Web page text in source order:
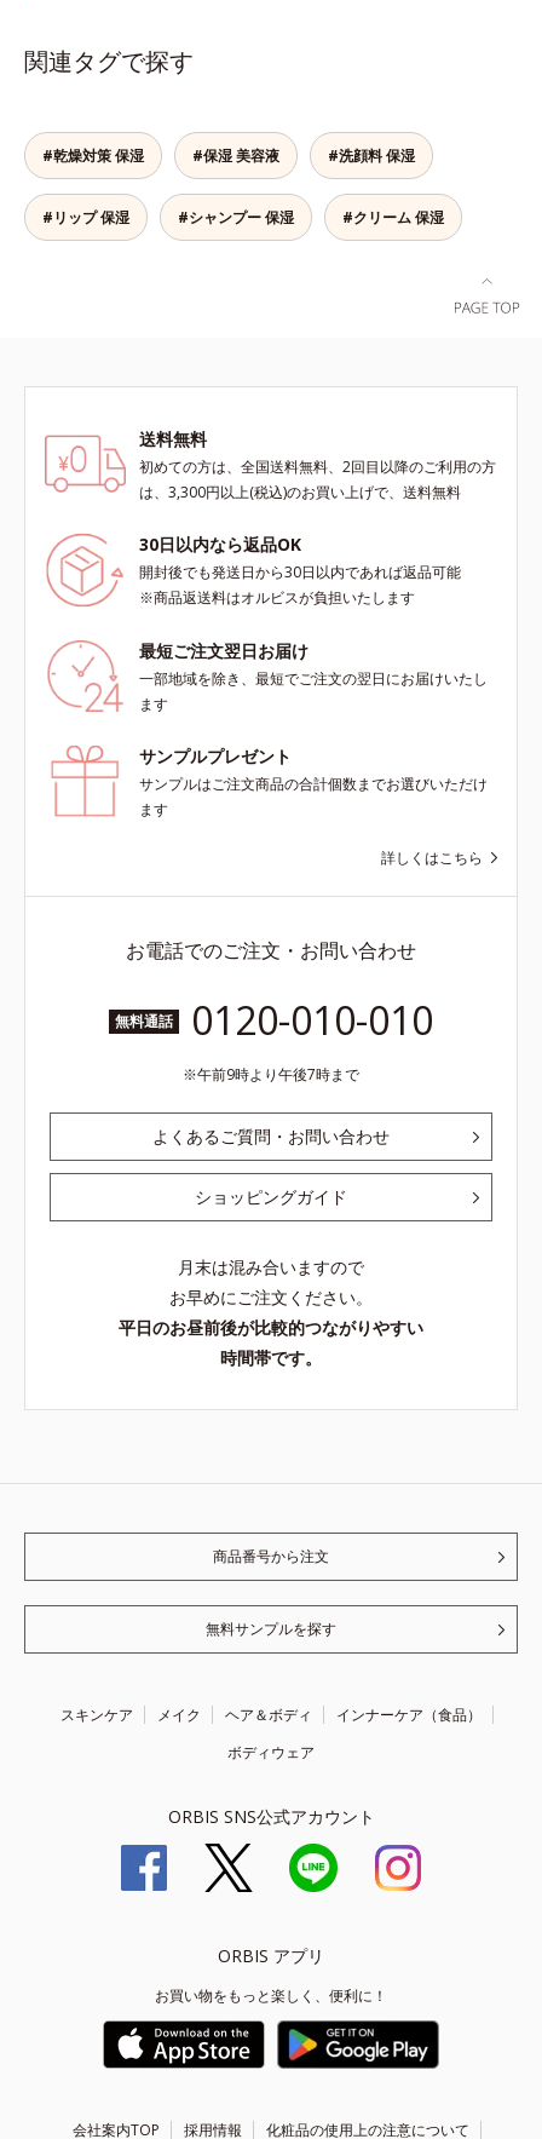
厚く強靭に進化することで、紫外線
(*6)します。有効成分「ナイアシン
アミド」配合。真皮のコラーゲン産
生を促進し今あるシワを改善。メラ
ニンの受け渡しを抑制することで、
未来のシミ・ソバカスも予防しま
重ね、落ちにくくのびのよいみずみ
ずしいテクスチャーを追求しまし
た。まるで美容液級のなめらかさで
PA++++という高い紫外線カット力
ながら、白浮きしにくい処方に。シ
ワ改善・美白を叶えながら、紫外線
峰顔用日焼け止めです。*1 メラニ
ンの生成を抑え、シミ・ソバカスを
防ぐ*2 化粧膜のくずれにくさ、肌
ビス内最高の紫外線カットレベル*4
紫外線に瞬時に反応して、膜が厚く
なり始めることおよび表面に新たな
で）*5 保湿成分*6 角層まで＜使用
※全顔使用の場合＜使用ステップ＞
ビス リンクルブライトUVプロテク
ター N各商品の詳しい情報は商品ペ
関連タグで探す
#乾燥対策 保湿 #保湿 美容液 #洗顔料 保湿
#リップ 保湿 #シャンプー 保湿 #クリーム 保湿
送料無料
初めての方は、全国送料無料、2回目以降のご利用の方
は、3,300円以上(税込)のお買い上げで、送料無料
30日以内なら返品OK
開封後でも発送日から30日以内であれば返品可能
※商品返送料はオルビスが負担いたします
最短ご注文翌日お届け
一部地域を除き、最短でご注文の翌日にお届けいたし
ます
サンプルプレゼント
サンプルはご注文商品の合計個数までお選びいただけ
ます
詳しくはこちら
お電話でのご注文・お問い合わせ
無料通話 0120-010-010
午前9時より午後7時まで
よくあるご質問・お問い合わせ
ショッピングガイド
月末は混み合いますので
お早めにご注文ください。
平日のお昼前後が比較的つながりやすい
時間帯です。
商品番号から注文
無料サンプルを探す
スキンケア メイク ヘア＆ボディ
インナーケア（食品）
ボディウェア
ORBIS SNS公式アカウント
ORBIS アプリ
お買い物をもっと楽しく、便利に！
会社案内TOP 採用情報 化粧品の使用上の注意について